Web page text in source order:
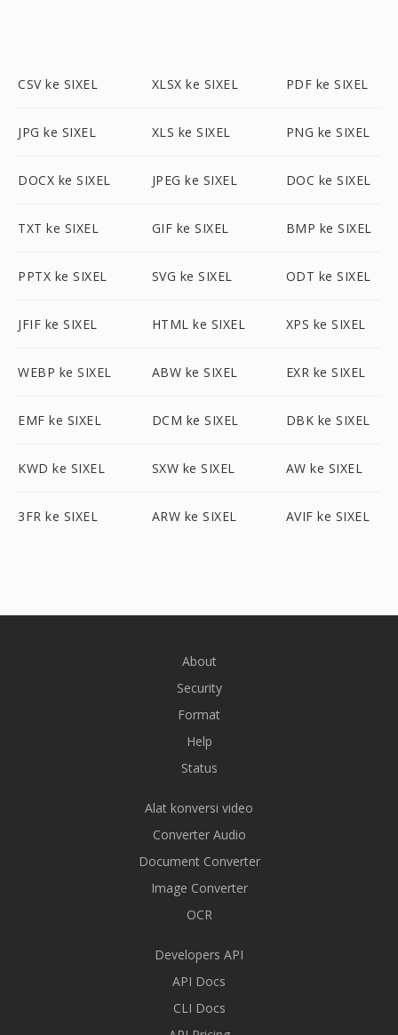
CSV ke SIXEL XLSX ke SIXEL PDF ke SIXEL
JPG ke SIXEL XLS ke SIXEL PNG ke SIXEL
DOCX ke SIXEL JPEG ke SIXEL DOC ke SIXEL
TXT ke SIXEL GIF ke SIXEL BMP ke SIXEL
PPTX ke SIXEL SVG ke SIXEL ODT ke SIXEL
JFIF ke SIXEL HTML ke SIXEL XPS ke SIXEL
WEBP ke SIXEL ABW ke SIXEL EXR ke SIXEL
EMF ke SIXEL DCM ke SIXEL DBK ke SIXEL
KWD ke SIXEL SXW ke SIXEL AW ke SIXEL
3FR ke SIXEL ARW ke SIXEL AVIF ke SIXEL
About
Security
Format
Help
Status
Alat konversi video
Converter Audio
Document Converter
Image Converter
OCR
Developers API
API Docs
CLI Docs